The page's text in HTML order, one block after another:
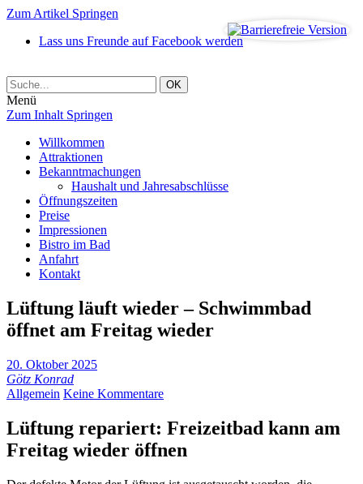
Zum Artikel Springen
Lass uns Freunde auf Facebook werden
Menü
Zum Inhalt Springen
Willkommen
Attraktionen
Bekanntmachungen
Haushalt und Jahresabschlüsse
Öffnungszeiten
Preise
Impressionen
Bistro im Bad
Anfahrt
Kontakt
Lüftung läuft wieder – Schwimmbad
öffnet am Freitag wieder
20. Oktober 2025
Götz Konrad
Allgemein Keine Kommentare
Lüftung repariert: Freizeitbad kann am
Freitag wieder öffnen